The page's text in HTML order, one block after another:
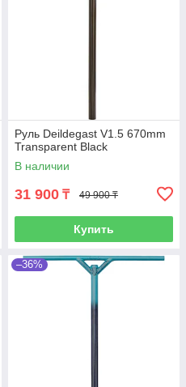
Руль Deildegast V1.5 670mm
Transparent Black
В наличии
31 900 ₸ 49 900 ₸
Купить
–36%